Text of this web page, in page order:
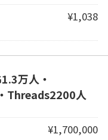
¥1,038
万人・
Threads2200人
¥1,700,000